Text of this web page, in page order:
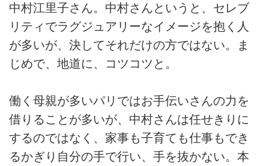
中村江里子さん。中村さんというと、セレブ
リティでラグジュアリーなイメージを抱く人
が多いが、決してそれだけの方ではない。ま
じめで、地道に、コツコツと。
働く母親が多いパリではお手伝いさんの力を
借りることが多いが、中村さんは任せきりに
するのではなく、家事も子育ても仕事もでき
るかぎり自分の手で行い、手を抜かない。本